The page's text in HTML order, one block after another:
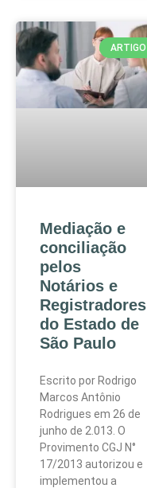
ARTIGO
Mediação e
conciliação
pelos
Notários e
Registradores
do Estado de
São Paulo
Escrito por Rodrigo
Marcos Antônio
Rodrigues em 26 de
junho de 2.013. O
Provimento CGJ N°
17/2013 autorizou e
implementou a